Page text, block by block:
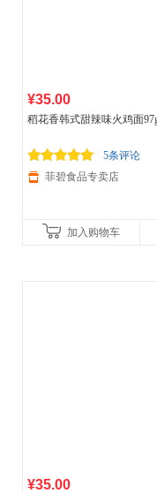
¥35.00
稻花香韩式甜辣味火鸡面
5条评论
菲碧食品专卖店
加入购物车
¥35.00